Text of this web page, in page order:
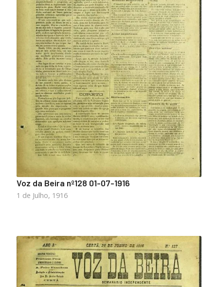
Voz da Beira nº128 01-07-1916
1 de Julho, 1916